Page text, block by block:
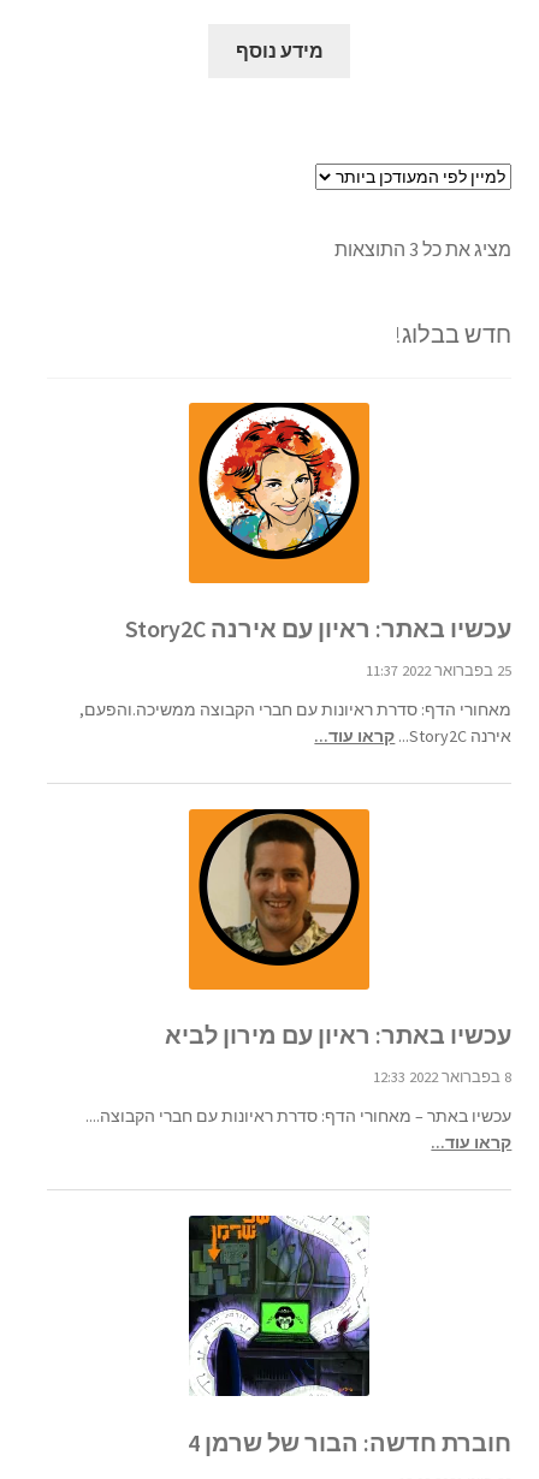
מידע נוסף
מציג את כל 3 התוצאות
חדש בבלוג!
עכשיו באתר: ראיון עם אירנה Story2C
25 בפברואר 2022 11:37
מאחורי הדף: סדרת ראיונות עם חברי הקבוצה ממשיכה.והפעם,
אירנה Story2C...
קראו עוד...
עכשיו באתר: ראיון עם מירון לביא
8 בפברואר 2022 12:33
עכשיו באתר – מאחורי הדף: סדרת ראיונות עם חברי הקבוצה....
קראו עוד...
חוברת חדשה: הבור של שרמן 4